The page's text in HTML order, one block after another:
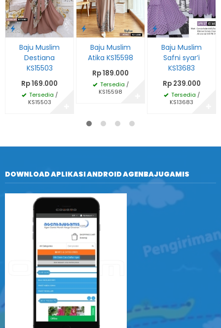
Baju Muslim
Destiana
KS15503
Rp 169.000
Tersedia /
KS15503
Baju Muslim
Atika KS15598
Rp 189.000
Tersedia /
KS15598
Baju Muslim
Safni syar’i
KS13683
Rp 239.000
Tersedia /
KS13683
DOWNLOAD APLIKASI ANDROID AGENBAJUGAMIS